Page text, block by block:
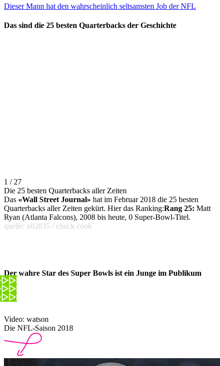
Dieser Mann hat den wahrscheinlich seltsamsten Job der NFL
Das sind die 25 besten Quarterbacks der Geschichte
1 / 27
Die 25 besten Quarterbacks aller Zeiten
Das «Wall Street Journal» hat im Februar 2018 die 25 besten
Quarterbacks aller Zeiten gekürt. Hier das Ranking:Rang 25: Matt
Ryan (Atlanta Falcons), 2008 bis heute, 0 Super-Bowl-Titel.
quelle: x02835 / chuck cook
Der wahre Star des Super Bowls ist ein Junge im Publikum
Video: watson
Die NFL-Saison 2018